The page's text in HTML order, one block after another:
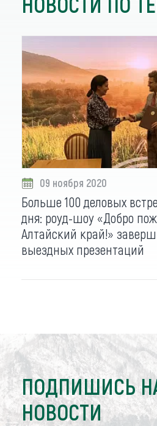
09 ноября 2020
Больше 100 деловых
дня: роуд-шоу «Добро
Алтайский край!»
выездных презентаций
ПОДПИШИСЬ
НОВОСТИ